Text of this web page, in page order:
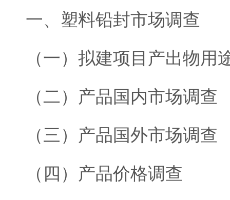
一、塑料铅封市场调查
（一）拟建项目产出物用
（二）产品国内市场调查
（三）产品国外市场调查
（四）产品价格调查